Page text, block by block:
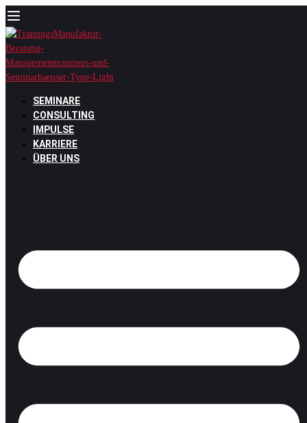
Zum
Inhalt
springen
SEMINARE
CONSULTING
IMPULSE
KARRIERE
ÜBER UNS